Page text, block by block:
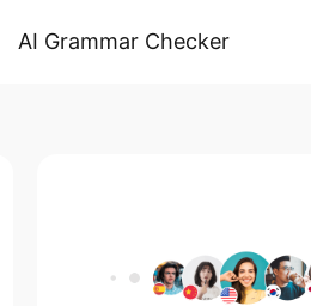
AI Grammar Checker